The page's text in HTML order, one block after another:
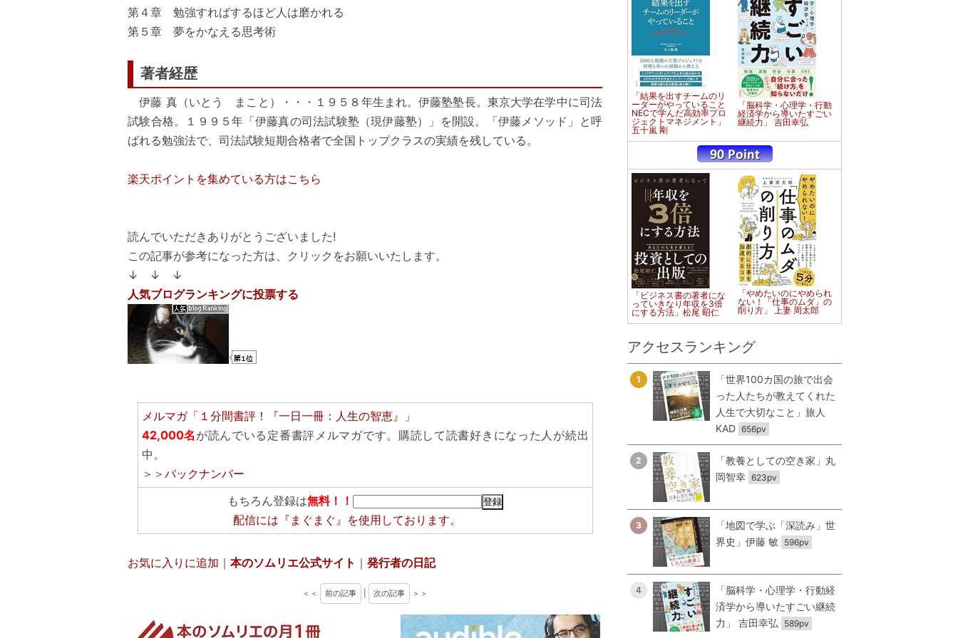
第４章 勉強すればするほど人は磨かれる
第５章 夢をかなえる思考術
著者経歴
伊藤 真（いとう まこと）・・・１９５８年生まれ。伊藤塾塾長。東京大学在学中に司法
試験合格。１９９５年「伊藤真の司法試験塾（現伊藤塾）」を開設。「伊藤メソッド」と呼
ばれる勉強法で、司法試験短期合格者で全国トップクラスの実績を残している。
楽天ポイントを集めている方はこちら
読んでいただきありがとうございました!
この記事が参考になった方は、クリックをお願いいたします。
↓ ↓ ↓
人気ブログランキングに投票する
メルマガ「１分間書評！『一日一冊：人生の智恵』」
42,000名 が読んでいる定番書評メルマガです。購読して読書好きになった人が続出
中。
＞＞ バックナンバー
もちろん登録は無料！！
配信には 『まぐまぐ』 を使用しております。
お気に入りに追加 ｜本のソムリエ公式サイト ｜発行者の日記
＜＜ 前の記事 次の記事 ＞＞
「結果を出すチームのリ
ーダーがやっていること
NECで学んだ高効率プロ
ジェクトマネジメント」
五十嵐 剛
「脳科学・心理学・行動
経済学から導いたすごい
継続力」 吉田幸弘
「ビジネス書の著者にな
っていきなり年収を3倍
にする方法」松尾 昭仁
「やめたいのにやめられ
ない！「仕事のムダ」の
削り方」 上妻 周太郎
アクセスランキング
1
「世界100カ国の旅で出会
った人たちが教えてくれた
人生で大切なこと」旅人
KAD 656pv
2
「教養としての空き家」丸
岡智幸 623pv
3
「地図で学ぶ「深読み」世
界史」伊藤 敏
596pv
4
「脳科学・心理学・行動経
済学から導いたすごい継続
力」 吉田幸弘
589pv